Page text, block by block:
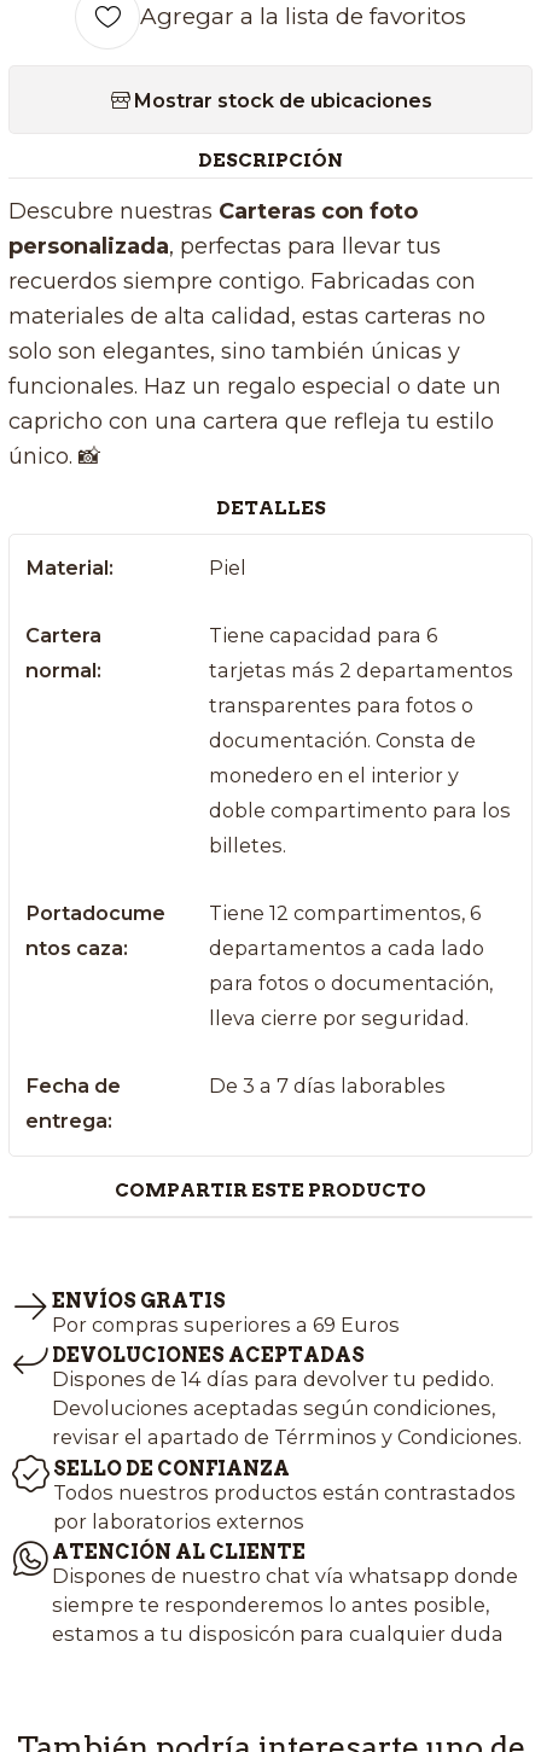
Agregar a la lista de favoritos
Mostrar stock de ubicaciones
DESCRIPCIÓN
Descubre nuestras Carteras con foto
personalizada, perfectas para llevar tus
recuerdos siempre contigo. Fabricadas con
materiales de alta calidad, estas carteras no
solo son elegantes, sino también únicas y
funcionales. Haz un regalo especial o date un
capricho con una cartera que refleja tu estilo
único. 📸
DETALLES
Material: Piel
Cartera
normal:
Tiene capacidad para 6
tarjetas más 2 departamentos
transparentes para fotos o
documentación. Consta de
monedero en el interior y
doble compartimento para los
billetes.
Portadocume
ntos caza:
Tiene 12 compartimentos, 6
departamentos a cada lado
para fotos o documentación,
lleva cierre por seguridad.
Fecha de
entrega:
De 3 a 7 días laborables
COMPARTIR ESTE PRODUCTO
ENVÍOS GRATIS
Por compras superiores a 69 Euros
DEVOLUCIONES ACEPTADAS
Dispones de 14 días para devolver tu pedido.
Devoluciones aceptadas según condiciones,
revisar el apartado de Térrminos y Condiciones.
SELLO DE CONFIANZA
Todos nuestros productos están contrastados
por laboratorios externos
ATENCIÓN AL CLIENTE
Dispones de nuestro chat vía whatsapp donde
siempre te responderemos lo antes posible,
estamos a tu disposicón para cualquier duda